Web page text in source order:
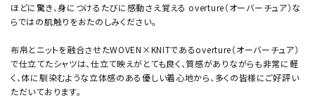
ほどに驚き、身につけるたびに感動さえ覚える overture（オーバーチュア）な
らではの肌触りをおたのしみください。
布帛とニットを融合させたWOVEN×KNITであるoverture（オーバーチュア）
で仕立てたシャツは、仕立て映えがとても良く、質感がありながらも非常に軽
く、体に馴染むような立体感のある優しい着心地から、多くの皆様にご好評い
ただいております。